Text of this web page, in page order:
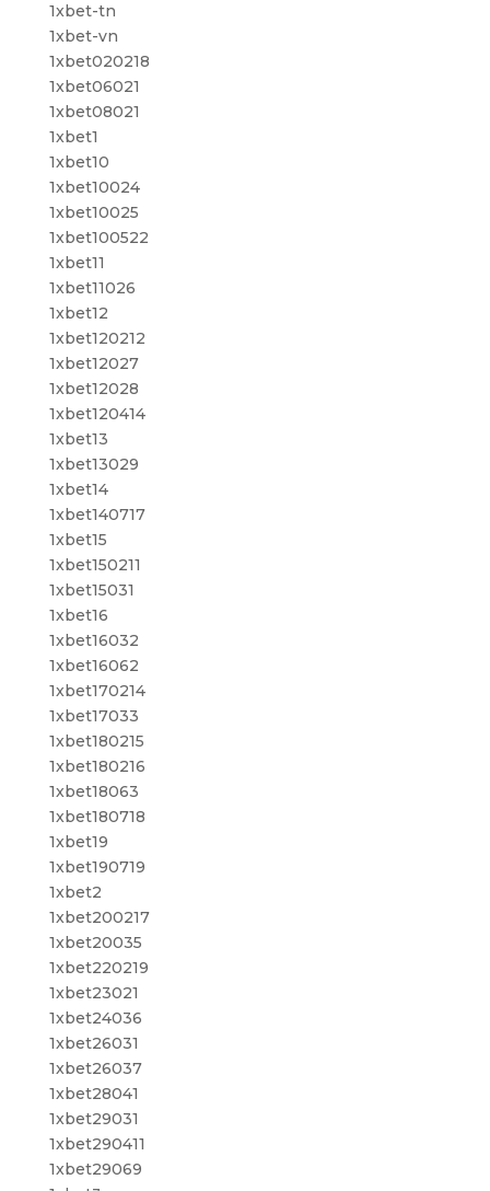
1xbet-tn
1xbet-vn
1xbet020218
1xbet06021
1xbet08021
1xbet1
1xbet10
1xbet10024
1xbet10025
1xbet100522
1xbet11
1xbet11026
1xbet12
1xbet120212
1xbet12027
1xbet12028
1xbet120414
1xbet13
1xbet13029
1xbet14
1xbet140717
1xbet15
1xbet150211
1xbet15031
1xbet16
1xbet16032
1xbet16062
1xbet170214
1xbet17033
1xbet180215
1xbet180216
1xbet18063
1xbet180718
1xbet19
1xbet190719
1xbet2
1xbet200217
1xbet20035
1xbet220219
1xbet23021
1xbet24036
1xbet26031
1xbet26037
1xbet28041
1xbet29031
1xbet290411
1xbet29069